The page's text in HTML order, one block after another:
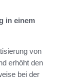
in einem
von
erhöht den
bei der